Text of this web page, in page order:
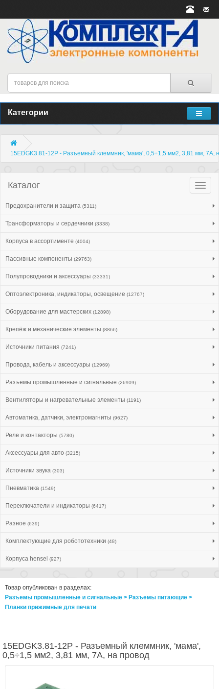
Категории
15EDGK3.81-12P - Разъемный клеммник, 'мама', 0,5÷1,5 мм2, 3,81 мм, 7А,
Каталог
Предохранители и защита (5311)
Трансформаторы и сердечники (3338)
Корпуса в ассортименте (4004)
Пассивные компоненты (29763)
Полупроводники и аксессуары (33331)
Оптоэлектроника, индикаторы, освещение (12767)
Оборудование для мастерских (12898)
Крепёж и механические элементы (8866)
Источники питания (7241)
Провода, кабель и аксессуары (12969)
Разъемы промышленные и сигнальные (26909)
Вентиляторы и нагревательные элементы (1191)
Автоматика, датчики, электромагниты (9627)
Реле и контакторы (5780)
Аксессуары для авто (3215)
Источники звука (303)
Пневматика (1549)
Переключатели и индикаторы (6417)
Разное (639)
Комплектующие для робототехники (48)
Корпуса hensel (927)
Товар опубликован в разделах:
Разъемы промышленные и сигнальные > Разъeмы питающие >
Планки прижимные для печати
15EDGK3.81-12P - Разъемный клеммник, 'мама',
0,5÷1,5 мм2, 3,81 мм, 7А, на провод